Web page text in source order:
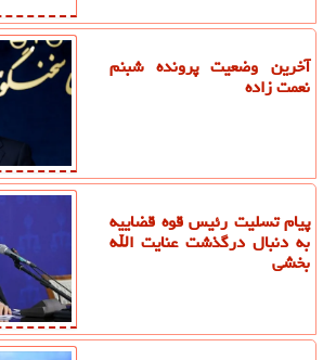
آخرین وضعیت پرونده شبنم
نعمت زاده
پیام تسلیت رئیس قوه قضاییه
به دنبال درگذشت عنایت الله
بخشی